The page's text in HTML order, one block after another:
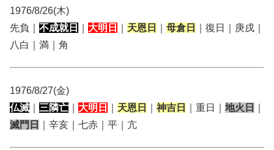
1976/8/26(木)
先負｜ 不成就日 大明日 天恩日 母倉日
｜復日｜庚戌｜
八白｜満｜角
1976/8/27(金)
仏滅
三隣亡 大明日 天恩日 神吉日 ｜重日｜ 地火日
滅門日
｜辛亥｜七赤｜平｜亢